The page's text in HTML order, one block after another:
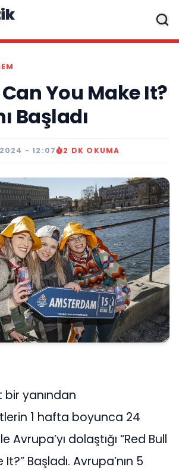
You Make It?
Başladı
- 12:07 2 DK OKUMA
bir yanından
1 hafta boyunca 24
Avrupa’yı dolaştığı “Red Bull
Başladı. Avrupa’nın 5